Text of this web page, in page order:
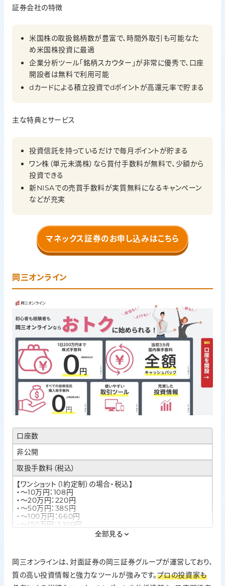
米国株式、中国株
dポイント、マネックスポイント
証券会社の特徴
米国株の取扱銘柄数が豊富で、時間外取引も可能なた
め米国株投資に最適
企業分析ツール「銘柄スカウター」が非常に優秀で、口座
開設者は無料で利用可能
dカードによる積立投資でdポイントが高還元率で貯まる
主な特典とサービス
投資信託を持っているだけで毎月ポイントが貯まる
ワン株（単元未満株）なら買付手数料が無料で、少額から
投資できる
新NISAでの売買手数料が実質無料になるキャンペーン
などが充実
マネックス証券のお申し込みはこちら
岡三オンライン
口座数
非公開
取扱手数料（税込）
【ワンショット（1約定制）の場合・税込】
・～10万円：108円
・～20万円：220円
・～50万円：385円
・～100万円：660円
・～150万円：1,100円
新NISAの取扱
○
全部見る
岡三オンラインは、対面証券の岡三証券グループが運営しており、
質の高い投資情報と強力なツールが強みです。プロの投資家も